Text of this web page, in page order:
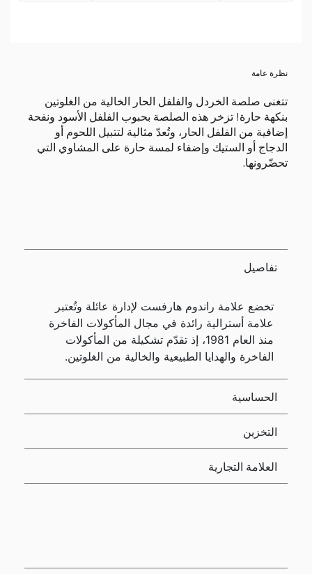
نظرة عامة
تتغنى صلصة الخردل والفلفل الحار الخالية من الغلوتين
بنكهة حارة! تزخر هذه الصلصة بحبوب الفلفل الأسود ونفحة
إضافية من الفلفل الحار، وتُعدّ مثالية لتتبيل اللحوم أو
الدجاج أو الستيك وإضفاء لمسة حارة على المشاوي التي
تحضّرونها.
تفاصيل
تخضع علامة راندوم هارفست لإدارة عائلة وتُعتبر
علامة أسترالية رائدة في مجال المأكولات الفاخرة
منذ العام 1981، إذ تقدّم تشكيلة من المأكولات
الفاخرة والهدايا الطبيعية والخالية من الغلوتين.
الحساسية
التخزين
العلامة التجارية